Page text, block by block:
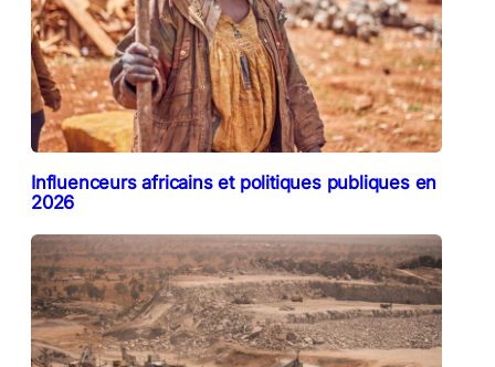
Influenceurs africains et politiques publiques en
2026